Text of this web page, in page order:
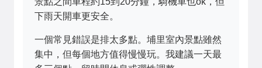
下雨天開車更安全。
一個常見錯誤是排太多點。埔里室內景點雖然
集中，但每個地方值得慢慢玩。我建議一天最